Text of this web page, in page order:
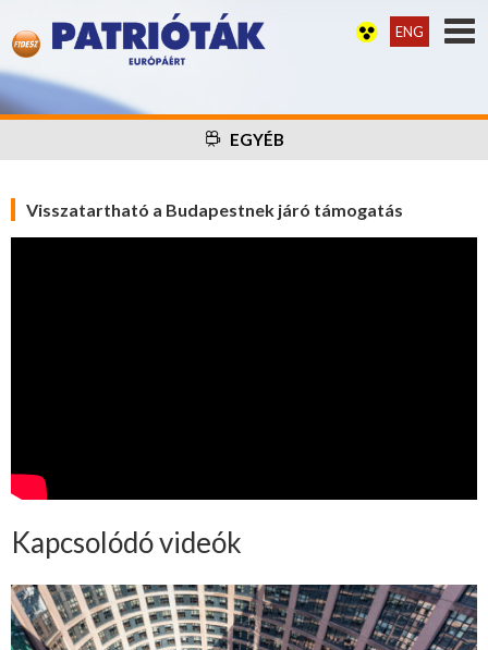
ENG
EGYÉB
Visszatartható a Budapestnek járó támogatás
Kapcsolódó videók